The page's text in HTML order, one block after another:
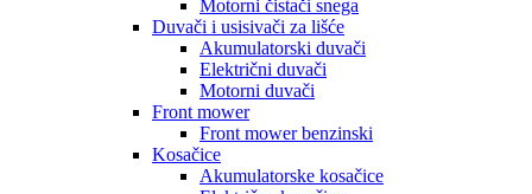
Motorni čistači snega
Duvači i usisivači za lišće
Akumulatorski duvači
Električni duvači
Motorni duvači
Front mower
Front mower benzinski
Kosačice
Akumulatorske kosačice